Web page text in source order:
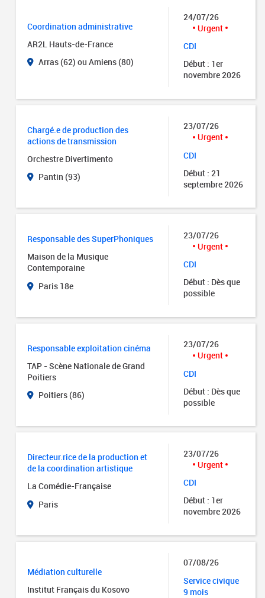
Coordination administrative
AR2L Hauts-de-France
Arras (62) ou Amiens (80)
24/07/26
Urgent
CDI
Début : 1er
novembre 2026
Chargé.e de production des
actions de transmission
Orchestre Divertimento
Pantin (93)
23/07/26
Urgent
CDI
Début : 21
septembre 2026
Responsable des SuperPhoniques
Maison de la Musique
Contemporaine
Paris 18e
23/07/26
Urgent
CDI
Début : Dès que
possible
Responsable exploitation cinéma
TAP - Scène Nationale de Grand
Poitiers
Poitiers (86)
23/07/26
Urgent
CDI
Début : Dès que
possible
Directeur.rice de la production et
de la coordination artistique
La Comédie-Française
Paris
23/07/26
Urgent
CDI
Début : 1er
novembre 2026
Médiation culturelle
Institut Français du Kosovo
07/08/26
Service civique
9 mois